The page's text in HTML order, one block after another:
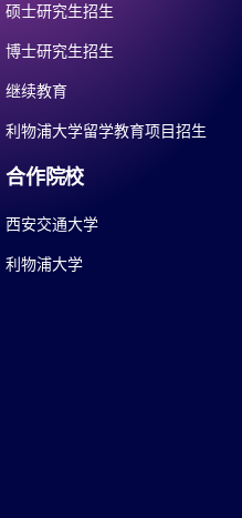
硕士研究生招生
博士研究生招生
继续教育
利物浦大学留学教育项目招生
合作院校
西安交通大学
利物浦大学